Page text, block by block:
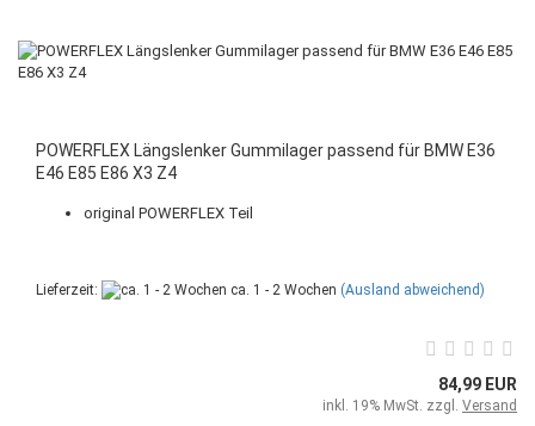
POWERFLEX Längslenker Gummilager passend für BMW E36
E46 E85 E86 X3 Z4
original POWERFLEX Teil
Lieferzeit: ca. 1 - 2 Wochen (Ausland abweichend)
84,99 EUR
inkl. 19% MwSt. zzgl. Versand